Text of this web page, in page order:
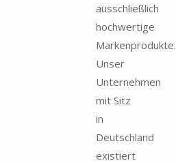
ausschließlich
hochwertige
Markenprodukte.
Unser
Unternehmen
mit Sitz
in
Deutschland
existiert